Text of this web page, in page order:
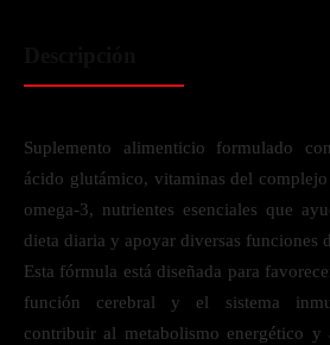
Suplemento alimenticio formulado
ácido glutámico, vitaminas del
omega-3, nutrientes esenciales que
dieta diaria y apoyar diversas funciones
Esta fórmula está diseñada para
función cerebral y el sistema
contribuir al metabolismo energético